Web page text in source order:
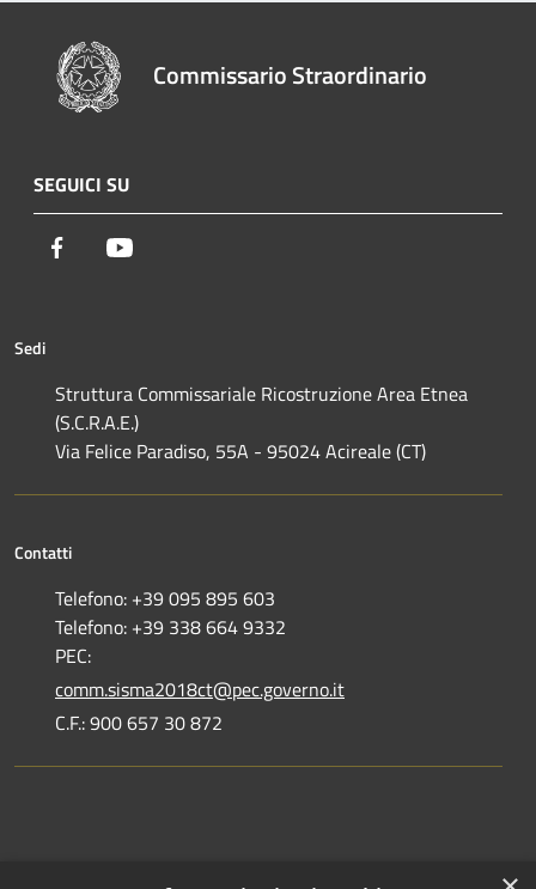
Commissario Straordinario
SEGUICI SU
Facebook
Sedi
Struttura Commissariale Ricostruzione Area Etnea
(S.C.R.A.E.)
Via Felice Paradiso, 55A - 95024 Acireale (CT)
Contatti
Telefono: +39 095 895 603
Telefono: +39 338 664 9332
PEC:
comm.sisma2018ct@pec.governo.it
C.F.: 900 657 30 872